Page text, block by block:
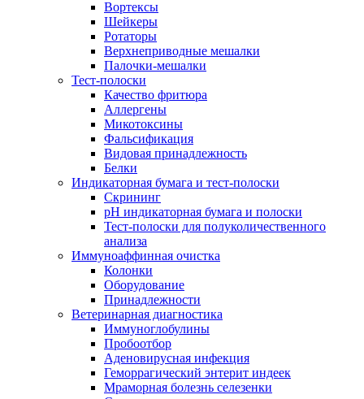
Вортексы
Шейкеры
Ротаторы
Верхнеприводные мешалки
Палочки-мешалки
Тест-полоски
Качество фритюра
Аллергены
Микотоксины
Фальсификация
Видовая принадлежность
Белки
Индикаторная бумага и тест-полоски
Скрининг
pH индикаторная бумага и полоски
Тест-полоски для полуколичественного
анализа
Иммуноаффинная очистка
Колонки
Оборудование
Принадлежности
Ветеринарная диагностика
Иммуноглобулины
Пробоотбор
Аденовирусная инфекция
Геморрагический энтерит индеек
Мраморная болезнь селезенки